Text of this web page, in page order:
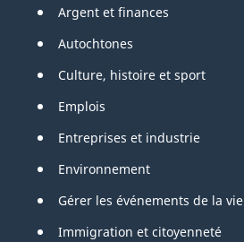
Pied
de
page
Argent et finances
Autochtones
Culture, histoire et sport
Emplois
Entreprises et industrie
Environnement
Gérer les événements de la vie
Immigration et citoyenneté